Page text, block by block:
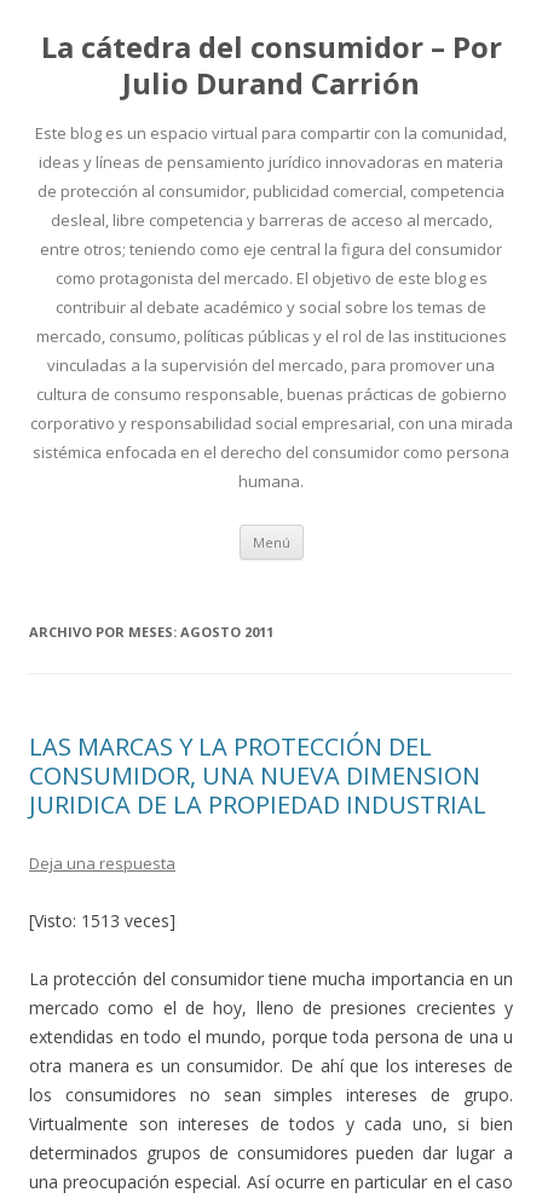
La cátedra del consumidor – Por
Julio Durand Carrión
Este blog es un espacio virtual para compartir con la comunidad,
ideas y líneas de pensamiento jurídico innovadoras en materia
de protección al consumidor, publicidad comercial, competencia
desleal, libre competencia y barreras de acceso al mercado,
entre otros; teniendo como eje central la figura del consumidor
como protagonista del mercado. El objetivo de este blog es
contribuir al debate académico y social sobre los temas de
mercado, consumo, políticas públicas y el rol de las instituciones
vinculadas a la supervisión del mercado, para promover una
cultura de consumo responsable, buenas prácticas de gobierno
corporativo y responsabilidad social empresarial, con una mirada
sistémica enfocada en el derecho del consumidor como persona
humana.
Menú Ir
contenido
ARCHIVO POR MESES: AGOSTO 2011
LAS MARCAS Y LA PROTECCIÓN DEL
CONSUMIDOR, UNA NUEVA DIMENSION
JURIDICA DE LA PROPIEDAD INDUSTRIAL
Deja una respuesta
[Visto: 1513 veces]
La protección del consumidor tiene mucha importancia en un
mercado como el de hoy, lleno de presiones crecientes y
extendidas en todo el mundo, porque toda persona de una u
otra manera es un consumidor. De ahí que los intereses de
los consumidores no sean simples intereses de grupo.
Virtualmente son intereses de todos y cada uno, si bien
determinados grupos de consumidores pueden dar lugar a
una preocupación especial. Así ocurre en particular en el caso